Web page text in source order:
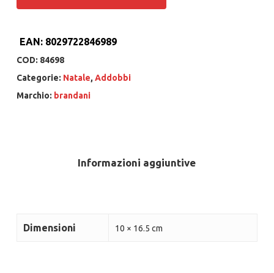
EAN: 8029722846989
COD: 84698
Categorie: Natale, Addobbi
Marchio: brandani
Informazioni aggiuntive
Dimensioni 10 × 16.5 cm